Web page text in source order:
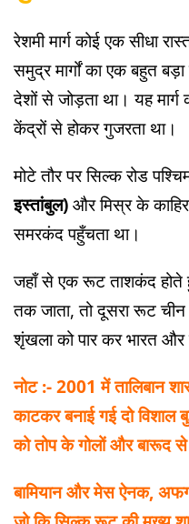
रेशमी मार्ग कोई एक सीधा
समुद्र मार्गों का एक बहुत
देशों से जोड़ता था। यह मार्ग
केंद्रों से होकर गुजरता था।
मोटे तौर पर सिल्क रोड
इस्तांबुल)और मिस्र के
समरकंद पहुँचता था।
जहाँ से एक रूट ताशकंद
तक जाता, तो दूसरा रूट
शृंखला को पार कर भारत और
नोट :- 2001 में तालिबान
काटकर बनाई गई दो विशाल
को तोप के गोलों और बारूद
बामियान और मेस ऐनक,